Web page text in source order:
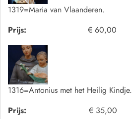
1319=Maria van Vlaanderen.
Prijs:
€ 60,00
1316=Antonius met het Heilig Kindje.
Prijs:
€ 35,00